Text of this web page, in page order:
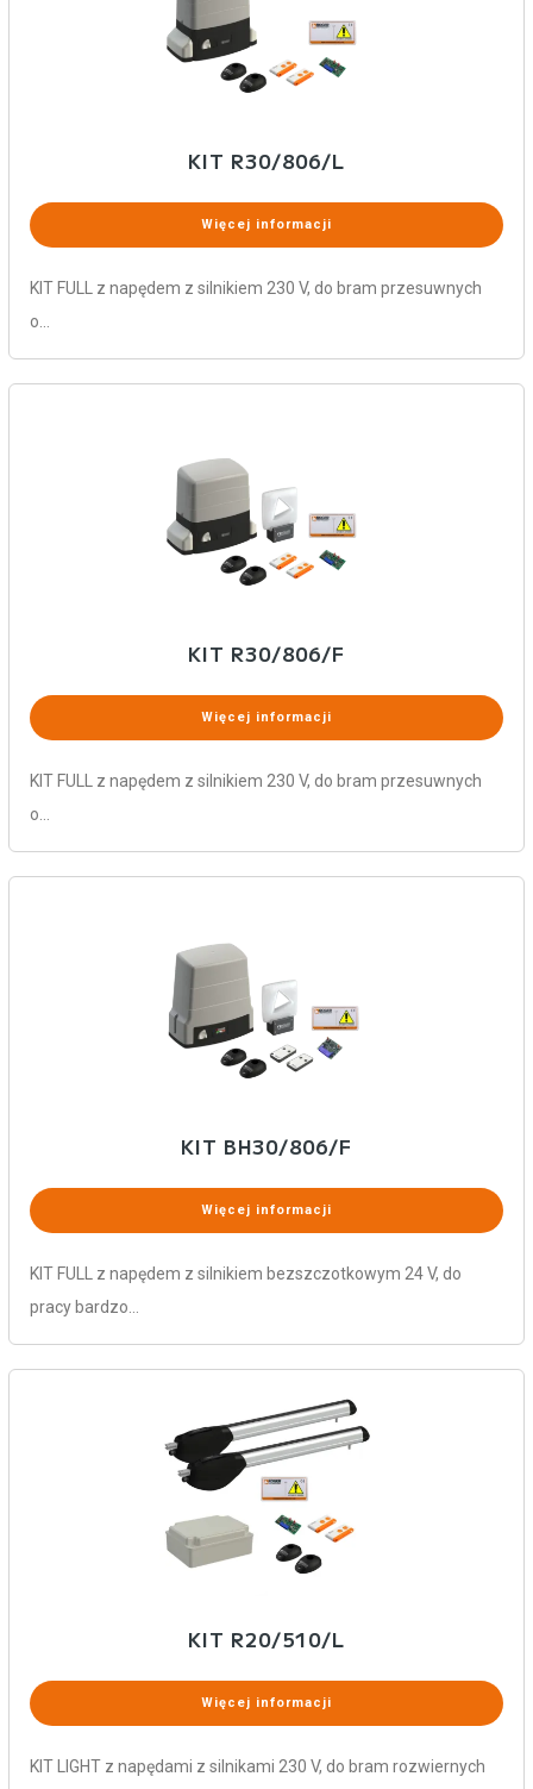
KIT R30/806/L
Więcej informacji
KIT FULL z napędem z silnikiem 230 V, do bram przesuwnych
o…
KIT R30/806/F
Więcej informacji
KIT FULL z napędem z silnikiem 230 V, do bram przesuwnych
o…
KIT BH30/806/F
Więcej informacji
KIT FULL z napędem z silnikiem bezszczotkowym 24 V, do
pracy bardzo…
KIT R20/510/L
Więcej informacji
KIT LIGHT z napędami z silnikami 230 V, do bram rozwiernych